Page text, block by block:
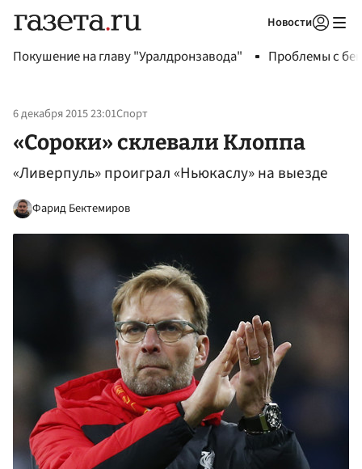
Новости
Покушение на главу "Уралдронзавода" Проблемы с
6 декабря 2015 23:01Спорт
«Сороки» склевали Клоппа
«Ливерпуль» проиграл «Ньюкаслу» на выезде
Фарид Бектемиров